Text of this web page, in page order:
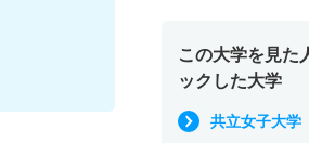
この大学を見た
ックした大学
共立女子大学